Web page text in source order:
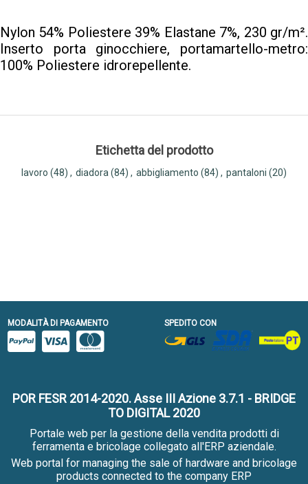
Nylon 54% Poliestere 39% Elastane 7%, 230 gr/m².
Inserto porta ginocchiere, portamartello-metro:
100% Poliestere idrorepellente.
Etichetta del prodotto
lavoro (48) , diadora(84) , abbigliamento (84) , pantaloni (20)
MODALITÀ DI PAGAMENTO SPEDITO CON
POR FESR 2014-2020. Asse III Azione 3.7.1 - BRIDGE
TO DIGITAL 2020
Portale web per la gestione della vendita prodotti di
ferramenta e bricolage collegato all'ERP aziendale.
Web portal for managing the sale of hardware and bricolage
products connected to the company ERP